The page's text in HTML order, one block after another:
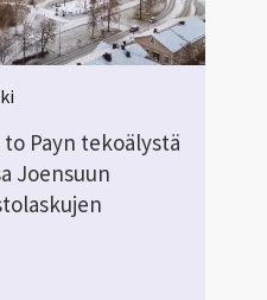
to Payn tekoälystä
Joensuun